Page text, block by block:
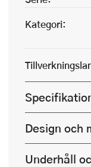
Kategori:
Design och
Underhåll